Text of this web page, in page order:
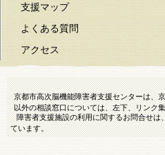
京都市高次脳機能障害者支援センターは、
以外の相談窓口については、左下、リンク
障害者支援施設の利用に関するお問合せ
ています。
支援マップ
よくある質問
アクセス